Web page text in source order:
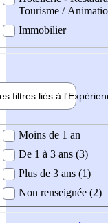
Tourisme /
Immobilier
filtres liés à l'
demandée
Moins de 1 an
De 1 à 3 ans (3)
Plus de 3 ans (1)
Non renseignée (2)